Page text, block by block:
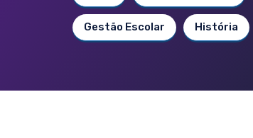
Gestão Escolar História